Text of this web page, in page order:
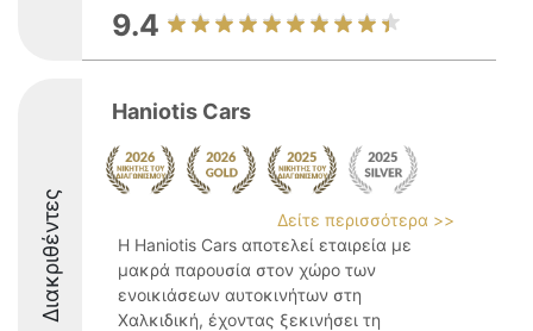
9.4
Διακριθέντες
Haniotis Cars
Δείτε περισσότερα >>
Η Haniotis Cars αποτελεί εταιρεία με
μακρά παρουσία στον χώρο των
ενοικιάσεων αυτοκινήτων στη
Χαλκιδική, έχοντας ξεκινήσει τη